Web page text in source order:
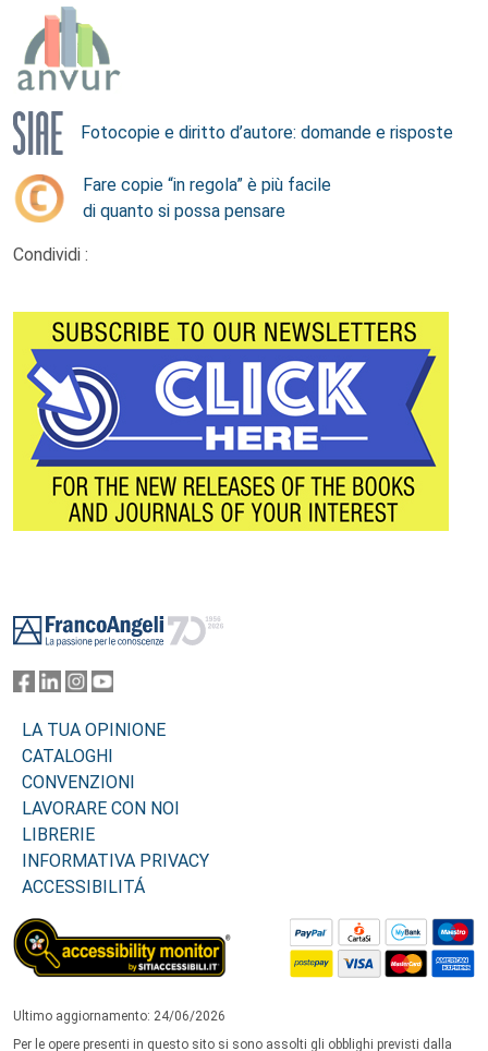
Fotocopie e diritto d’autore: domande e risposte
Fare copie “in regola” è più facile
di quanto si possa pensare
Condividi :
LA TUA OPINIONE
CATALOGHI
CONVENZIONI
LAVORARE CON NOI
LIBRERIE
INFORMATIVA PRIVACY
ACCESSIBILITÁ
Ultimo aggiornamento: 24/06/2026
Per le opere presenti in questo sito si sono assolti gli obblighi previsti dalla